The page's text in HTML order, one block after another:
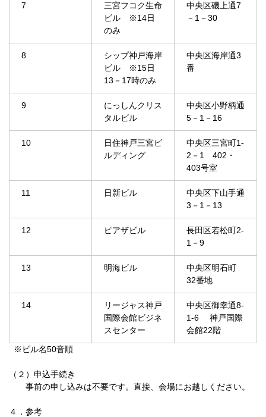
7
三宮フコク生命
ビル ※14日
のみ
中央区磯上通7
－1－30
8
シップ神戸海岸
ビル ※15日
13－17時のみ
中央区海岸通3
番
9
にっしんクリス
タルビル
中央区小野柄通
5－1－16
10
日住神戸三宮ビ
ルディング
中央区三宮町1‐
2－1 402・
403号室
11 日新ビル
中央区下山手通
3－1－13
12 ピアザビル
長田区若松町2‐
1－9
13 明海ビル
中央区明石町
32番地
14
リージャス神戸
国際会館ビジネ
スセンター
中央区御幸通8-
1-6 神戸国際
会館22階
※ビル名50音順
（２）申込手続き
事前の申し込みは不要です。直接、会場にお越しください。
４．参考